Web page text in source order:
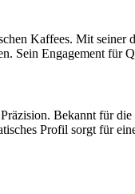
Kaffees. Mit
Sein Engagement für
Bekannt für
Profil sorgt für